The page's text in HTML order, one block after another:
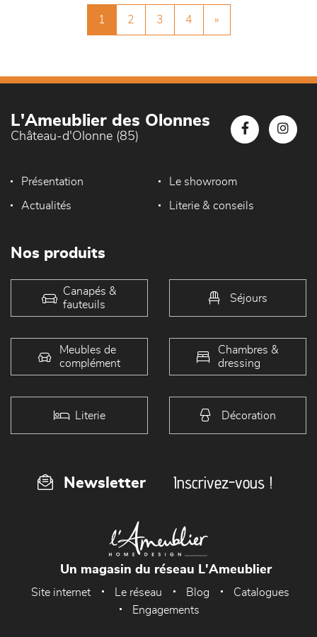
1 2 3 4 »
L'Ameublier des Olonnes
Château-d'Olonne (85)
Présentation Le showroom
Actualités Literie & conseils
Nos produits
Canapés &
fauteuils
Séjours
Meubles de
complément
Chambres &
dressing
Literie Décoration
Newsletter Inscrivez-vous !
Un magasin du réseau L'Ameublier
Site internet Le réseau Blog
Catalogues
Engagements